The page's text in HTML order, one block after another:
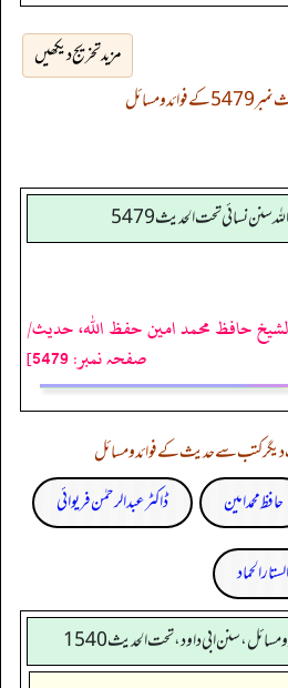
مزید تخریج دیکھیں
و مسائل
سنن نسائي تحت الحديث5479
حافظ محمد امین حفظ اللہ، حدیث/
صفحہ نمبر: 5479]
کتب سے حدیث کے فوائد و مسائل
حافظ محمد امین ڈاکٹر عبدالرحمٰن فریوائی
الحماد
سنن ابي داود ، تحت الحديث 1540